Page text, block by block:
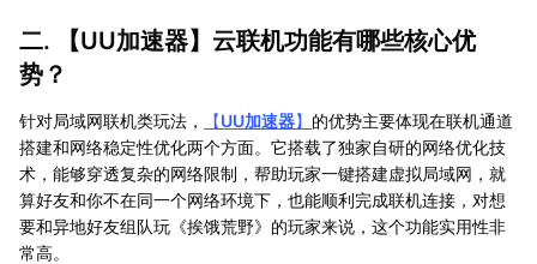
二. 【UU加速器】云联机功能有哪些核心优
势？
针对局域网联机类玩法， 【UU加速器】 的优势主要体现在联机通道
搭建和网络稳定性优化两个方面。它搭载了独家自研的网络优化技
术，能够穿透复杂的网络限制，帮助玩家一键搭建虚拟局域网，就
算好友和你不在同一个网络环境下，也能顺利完成联机连接，对想
要和异地好友组队玩《挨饿荒野》的玩家来说，这个功能实用性非
常高。